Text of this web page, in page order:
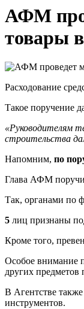
АФМ
товары
Расходование
Такое поручение
«Руководителям
строительства
Напомним, по
Глава АФМ
Так, органами по
5 лиц признаны
Кроме того,
Особое внимание
других предметов
В Агентстве
инструментов.